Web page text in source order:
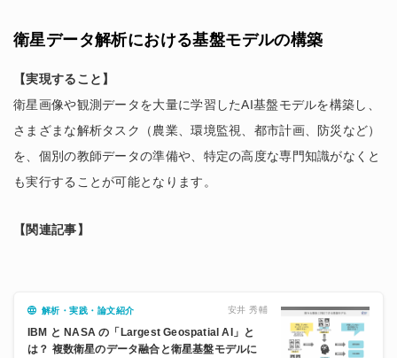
衛星データ解析における基盤モデルの構築
【実現すること】
衛星画像や観測データを大量に学習したAI基盤モデルを構築し、
さまざまな解析タスク（農業、環境監視、都市計画、防災など）
を、個別の教師データの準備や、特定の高度な専門知識がなくと
も実行することが可能となります。
【関連記事】
解析・実践・論文紹介 安井 秀輔
IBM と NASA の「Largest Geospatial AI」と
は？ 複数衛星のデータ融合と衛星基盤モデルに